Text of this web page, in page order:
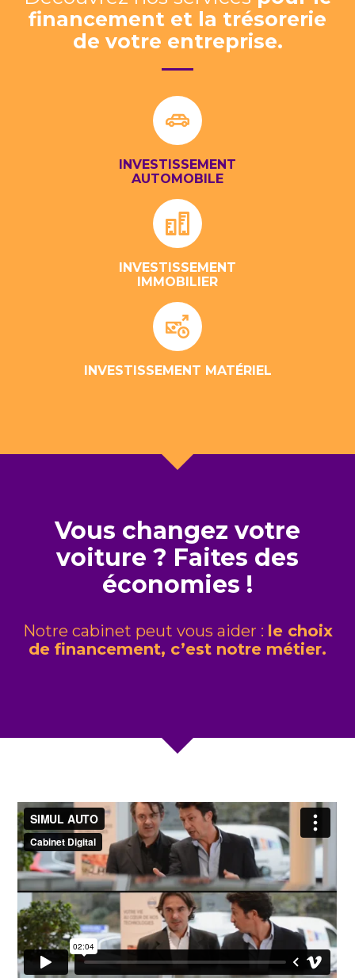
financement et la trésorerie
de votre entreprise.
INVESTISSEMENT
AUTOMOBILE
INVESTISSEMENT
IMMOBILIER
INVESTISSEMENT MATÉRIEL
Vous changez votre
voiture ? Faites des
économies !
Notre cabinet peut vous aider : le choix
de financement, c’est notre métier.